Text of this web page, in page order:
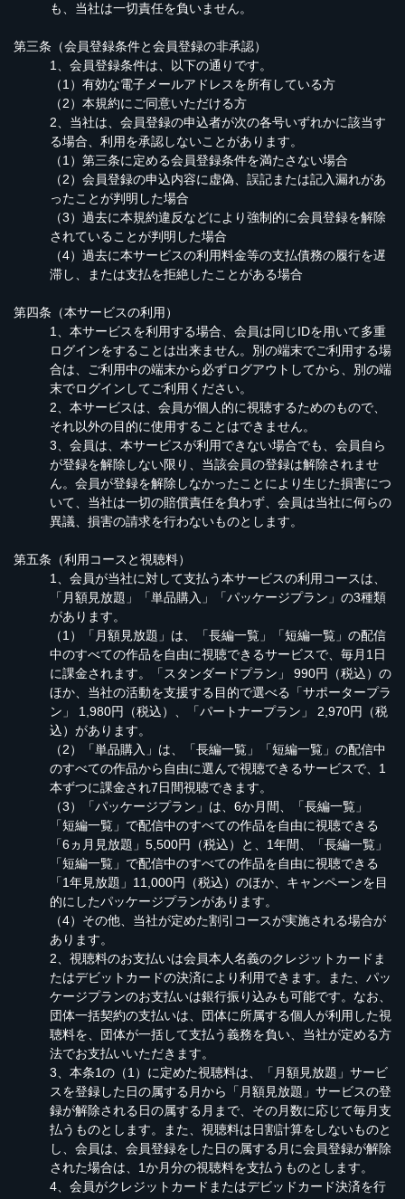
も、当社は一切責任を負いません。
第三条（会員登録条件と会員登録の非承認）
1、会員登録条件は、以下の通りです。
（1）有効な電子メールアドレスを所有している方
（2）本規約にご同意いただける方
2、当社は、会員登録の申込者が次の各号いずれかに該当す
る場合、利用を承認しないことがあります。
（1）第三条に定める会員登録条件を満たさない場合
（2）会員登録の申込内容に虚偽、誤記または記入漏れがあ
ったことが判明した場合
（3）過去に本規約違反などにより強制的に会員登録を解除
されていることが判明した場合
（4）過去に本サービスの利用料金等の支払債務の履行を遅
滞し、または支払を拒絶したことがある場合
第四条（本サービスの利用）
1、本サービスを利用する場合、会員は同じIDを用いて多重
ログインをすることは出来ません。別の端末でご利用する場
合は、ご利用中の端末から必ずログアウトしてから、別の端
末でログインしてご利用ください。
2、本サービスは、会員が個人的に視聴するためのもので、
それ以外の目的に使用することはできません。
3、会員は、本サービスが利用できない場合でも、会員自ら
が登録を解除しない限り、当該会員の登録は解除されませ
ん。会員が登録を解除しなかったことにより生じた損害につ
いて、当社は一切の賠償責任を負わず、会員は当社に何らの
異議、損害の請求を行わないものとします。
第五条（利用コースと視聴料）
1、会員が当社に対して支払う本サービスの利用コースは、
「月額見放題」「単品購入」「パッケージプラン」の3種類
があります。
（1）「月額見放題」は、「長編一覧」「短編一覧」の配信
中のすべての作品を自由に視聴できるサービスで、毎月1日
に課金されます。「スタンダードプラン」 990円（税込）の
ほか、当社の活動を支援する目的で選べる「サポータープラ
ン」 1,980円（税込）、「パートナープラン」 2,970円（税
込）があります。
（2）「単品購入」は、「長編一覧」「短編一覧」の配信中
のすべての作品から自由に選んで視聴できるサービスで、1
本ずつに課金され7日間視聴できます。
（3）「パッケージプラン」は、6か月間、「長編一覧」
「短編一覧」で配信中のすべての作品を自由に視聴できる
「6ヵ月見放題」5,500円（税込）と、1年間、「長編一覧」
「短編一覧」で配信中のすべての作品を自由に視聴できる
「1年見放題」11,000円（税込）のほか、キャンペーンを目
的にしたパッケージプランがあります。
（4）その他、当社が定めた割引コースが実施される場合が
あります。
2、視聴料のお支払いは会員本人名義のクレジットカードま
たはデビットカードの決済により利用できます。また、パッ
ケージプランのお支払いは銀行振り込みも可能です。なお、
団体一括契約の支払いは、団体に所属する個人が利用した視
聴料を、団体が一括して支払う義務を負い、当社が定める方
法でお支払いいただきます。
3、本条1の（1）に定めた視聴料は、「月額見放題」サービ
スを登録した日の属する月から「月額見放題」サービスの登
録が解除される日の属する月まで、その月数に応じて毎月支
払うものとします。また、視聴料は日割計算をしないものと
し、会員は、会員登録をした日の属する月に会員登録が解除
された場合は、1か月分の視聴料を支払うものとします。
4、会員がクレジットカードまたはデビッドカード決済を行